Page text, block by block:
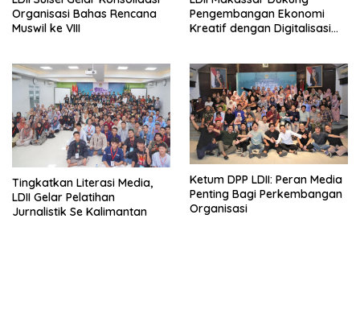
Organisasi Bahas Rencana
Muswil ke VIII
Pengembangan Ekonomi
Kreatif dengan Digitalisasi
Tingkatkan Literasi Media,
LDII Gelar Pelatihan
Jurnalistik Se Kalimantan
Ketum DPP LDII: Peran Media
Penting Bagi Perkembangan
Organisasi